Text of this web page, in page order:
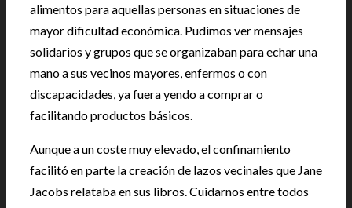
alimentos para aquellas personas en situaciones de
mayor dificultad económica. Pudimos ver mensajes
solidarios y grupos que se organizaban para echar una
mano a sus vecinos mayores, enfermos o con
discapacidades, ya fuera yendo a comprar o
facilitando productos básicos.
Aunque a un coste muy elevado, el confinamiento
facilitó en parte la creación de lazos vecinales que Jane
Jacobs relataba en sus libros. Cuidarnos entre todos